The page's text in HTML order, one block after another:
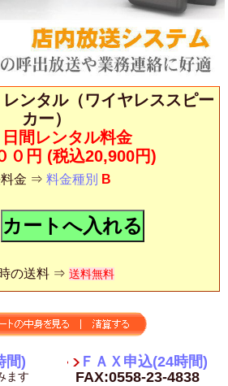
ンタル（ワイヤレススピー
カー）
間レンタル料金
０円 (税込20,900円)
料金 ⇒ 料金種別 B
の送料 ⇒ 送料無料
間)
ます
ＦＡＸ申込(24時間)
FAX:0558-23-4838